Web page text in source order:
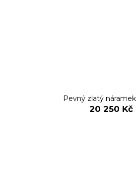
Pevný zlatý náramek
20 250 Kč